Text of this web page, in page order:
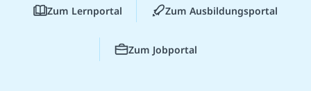
Zum Lernportal Zum Ausbildungsportal
Zum Jobportal